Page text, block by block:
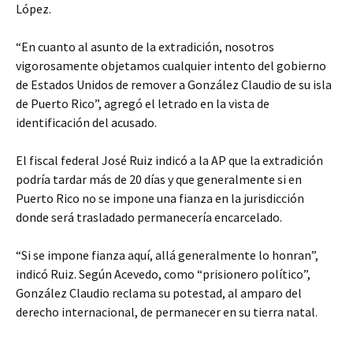
López.
“En cuanto al asunto de la extradición, nosotros
vigorosamente objetamos cualquier intento del gobierno
de Estados Unidos de remover a González Claudio de su isla
de Puerto Rico”, agregó el letrado en la vista de
identificación del acusado.
El fiscal federal José Ruiz indicó a la AP que la extradición
podría tardar más de 20 días y que generalmente si en
Puerto Rico no se impone una fianza en la jurisdicción
donde será trasladado permanecería encarcelado.
“Si se impone fianza aquí, allá generalmente lo honran”,
indicó Ruiz. Según Acevedo, como “prisionero político”,
González Claudio reclama su potestad, al amparo del
derecho internacional, de permanecer en su tierra natal.